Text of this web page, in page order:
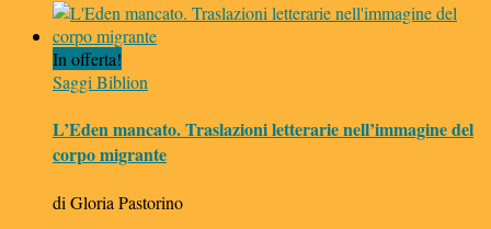
originale
era:
€14.00.
attuale
è:
In offerta!
Saggi Biblion
L’Eden mancato. Traslazioni letterarie nell’immagine del
corpo migrante
di Gloria Pastorino